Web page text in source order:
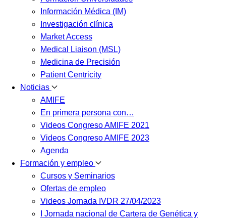
Información Médica (IM)
Investigación clínica
Market Access
Medical Liaison (MSL)
Medicina de Precisión
Patient Centricity
Noticias
AMIFE
En primera persona con…
Videos Congreso AMIFE 2021
Videos Congreso AMIFE 2023
Agenda
Formación y empleo
Cursos y Seminarios
Ofertas de empleo
Videos Jornada IVDR 27/04/2023
I Jornada nacional de Cartera de Genética y